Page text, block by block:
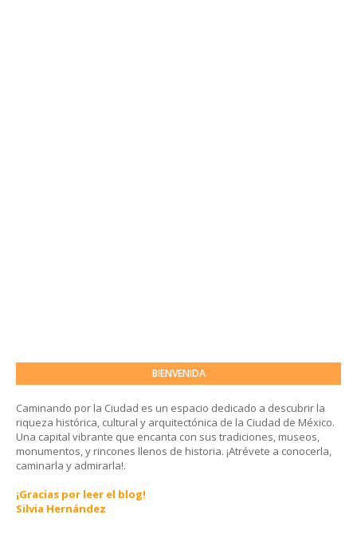
BIENVENIDA
Caminando por la Ciudad es un espacio dedicado a descubrir la
riqueza histórica, cultural y arquitectónica de la Ciudad de México.
Una capital vibrante que encanta con sus tradiciones, museos,
monumentos, y rincones llenos de historia. ¡Atrévete a conocerla,
caminarla y admirarla!.
¡Gracias por leer el blog!
Silvia Hernández